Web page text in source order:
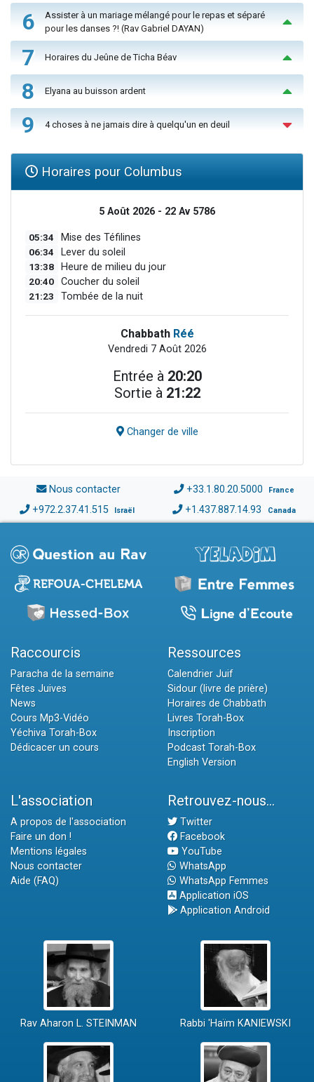
6
Assister à un mariage mélangé pour le repas et séparé
pour les danses ?! (Rav Gabriel DAYAN)
7 Horaires du Jeûne de Ticha Béav
8 Elyana au buisson ardent
9 4 choses à ne jamais dire à quelqu'un en deuil
Horaires pour Columbus
5 Août 2026 - 22 Av 5786
05:34 Mise des Téfilines
06:34 Lever du soleil
13:38 Heure de milieu du jour
20:40 Coucher du soleil
21:23 Tombée de la nuit
Chabbath Réé
Vendredi 7 Août 2026
Entrée à 20:20
Sortie à 21:22
Changer de ville
Nous contacter +33.1.80.20.5000 France
+972.2.37.41.515 Israël +1.437.887.14.93 Canada
Raccourcis
Paracha de la semaine
Fêtes Juives
News
Cours Mp3-Vidéo
Yéchiva Torah-Box
Dédicacer un cours
Ressources
Calendrier Juif
Sidour (livre de prière)
Horaires de Chabbath
Livres Torah-Box
Inscription
Podcast Torah-Box
English Version
L'association
A propos de l'association
Faire un don !
Mentions légales
Nous contacter
Aide (FAQ)
Retrouvez-nous...
Twitter
Facebook
YouTube
WhatsApp
WhatsApp Femmes
Application iOS
Application Android
Rav Aharon L. STEINMAN Rabbi 'Haïm KANIEWSKI